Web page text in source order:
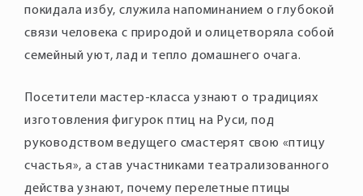
покидала избу, служила напоминанием о глубокой
связи человека с природой и олицетворяла собой
семейный уют, лад и тепло домашнего очага.
Посетители мастер-класса узнают о традициях
изготовления фигурок птиц на Руси, под
руководством ведущего смастерят свою «птицу
счастья», а став участниками театрализованного
действа узнают, почему перелетные птицы